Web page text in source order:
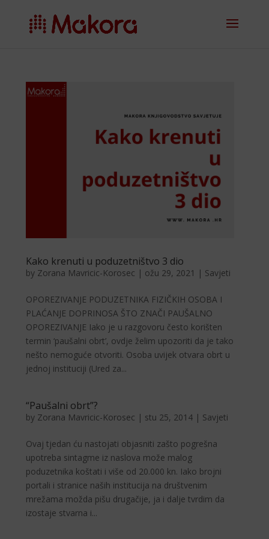
Kako krenuti u poduzetništvo 3 dio
by Zorana Mavricic-Korosec | ožu 29, 2021 | Savjeti
OPOREZIVANJE PODUZETNIKA FIZIČKIH OSOBA I
PLAĆANJE DOPRINOSA ŠTO ZNAČI PAUŠALNO
OPOREZIVANJE Iako je u razgovoru često korišten
termin ‘paušalni obrt’, ovdje želim upozoriti da je tako
nešto nemoguće otvoriti. Osoba uvijek otvara obrt u
jednoj instituciji (Ured za...
“Paušalni obrt”?
by Zorana Mavricic-Korosec | stu 25, 2014 | Savjeti
Ovaj tjedan ću nastojati objasniti zašto pogrešna
upo­treba sintagme iz naslova može malog
poduzetnika koštati i više od 20.000 kn. Iako brojni
portali i stra­nice naših institucija na dru­štvenim
mrežama možda pišu drugačije, ja i dalje tvr­dim da
izostaje stvarna i...